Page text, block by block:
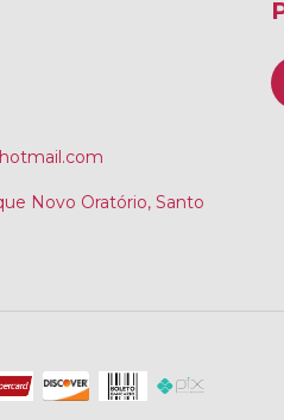
Novo Oratório, Santo